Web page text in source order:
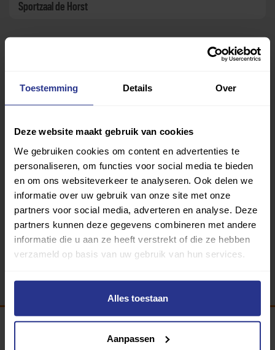
Toestemming Details Over
Deze website maakt gebruik van cookies
We gebruiken cookies om content en advertenties te
personaliseren, om functies voor social media te bieden
en om ons websiteverkeer te analyseren. Ook delen we
informatie over uw gebruik van onze site met onze
partners voor social media, adverteren en analyse. Deze
partners kunnen deze gegevens combineren met andere
informatie die u aan ze heeft verstrekt of die ze hebben
verzameld op basis van uw gebruik van hun services.
Alles toestaan
Aanpassen
Sportzaal de Horst
Volleybal
Gymzaal Gondel
Terug